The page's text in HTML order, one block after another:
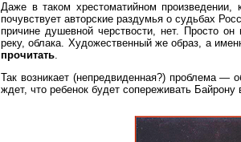
Даже в таком хрестоматийном
почувствует авторские раздумья о судьбах
причине душевной черствости, нет. Просто
реку, облака. Художественный же образ, а
прочитать.
Так возникает (непредвиденная?) проблема —
ждет, что ребенок будет сопереживать Байрону